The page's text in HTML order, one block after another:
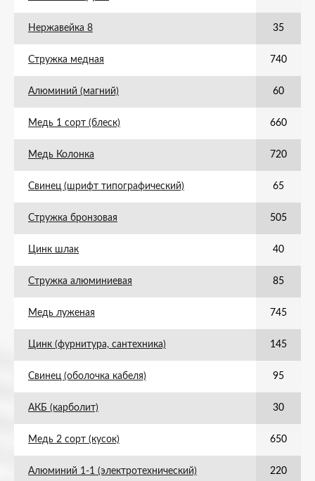
Нержавейка 8 35
Стружка медная 740
Алюминий (магний) 60
Медь 1 сорт (блеск) 660
Медь Колонка 720
Свинец (шрифт типографический) 65
Стружка бронзовая 505
Цинк шлак 40
Стружка алюминиевая 85
Медь луженая 745
Цинк (фурнитура, сантехника) 145
Свинец (оболочка кабеля) 95
АКБ (карболит) 30
Медь 2 сорт (кусок) 650
Алюминий 1-1 (электротехнический) 220